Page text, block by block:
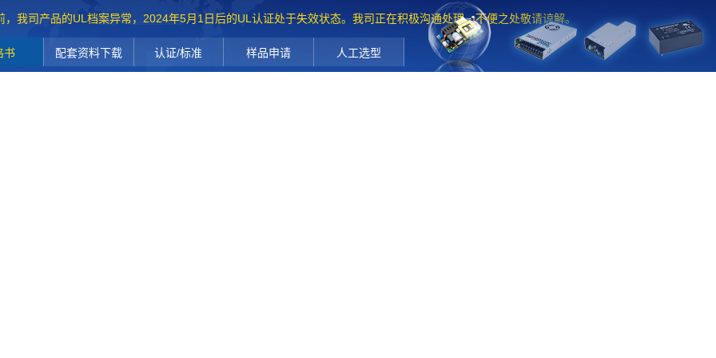
，我司产品的UL档案异常，2024年5月1日后的UL认证处于失效状态。我司正在积极沟通处理，不便之处敬请谅解。
书 配套资料下载 认证/标准 样品申请 人工选型